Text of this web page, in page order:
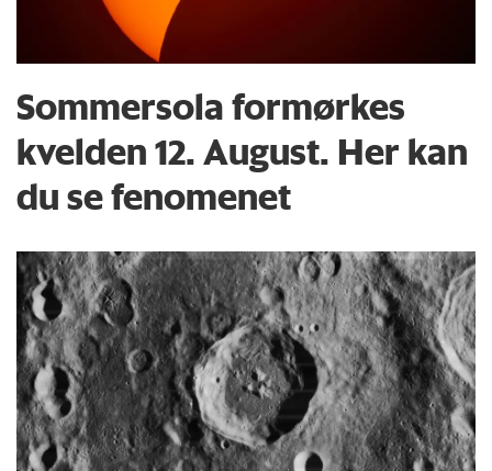
Sommersola formørkes
kvelden 12. August. Her kan
du se fenomenet